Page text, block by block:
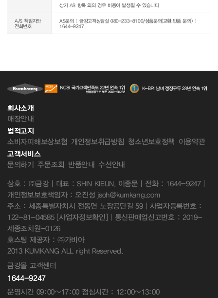
상기 AS 항목 외의 경우 비용이 발생될 수 있습니다
A/S 책임자와
전화번호
AS문의 : 금강고객상담실 080-233-8100/상품문의(교환,반품 문의) :
1644-9247
회사소개
매장안내
법적고지
소비자피해보상보험 개인정보취급방침 청소년보호정책 이용약관
고객서비스
문의하기 주문조회 반품안내 수선안내
상호 : ㈜금강 | 대표 : SHIN KIEUN, 이종문 | 전화 : 1644-9247 |
개인정보보호책임자 : 오진성 jsoh@kumkang.com
주소 : 세종특별자치시 전동면 노장공단길 59 | 사업자등록번호 :
122-81-04585 [사업자정보확인] | 통신판매업신고번호 : 2019-
세종조치원-0126
호스팅 제공자 : ㈜가비아
2013 KUMKANG ALL right Reserved.
금강몰 고객센터
1644-9247
운영시간 09:00~17:00 점심시간 : 12:00~13:00